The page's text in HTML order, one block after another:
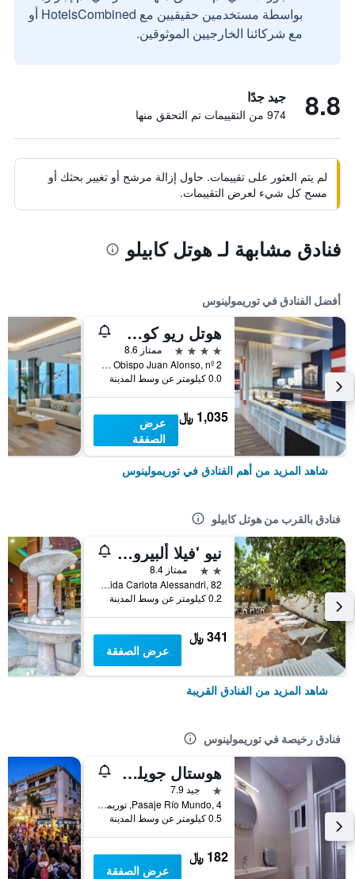
بواسطة مستخدمين حقيقيين مع HotelsCombined أو
مع شركائنا الخارجيين الموثوقين.
8.8 جيد جدًا
974 من التقييمات تم التحقق منها
لم يتم العثور على تقييمات. حاول إزالة مرشح أو تغيير بحثك أو
مسح كل شيء لعرض التقييمات.
فنادق مشابهة لـ هوتل كابيلو
أفضل الفنادق في توريمولينوس
هوتل ريو كوستا ديل سول - عامامل جميع الخدمات
4 نجوم
ممتاز 8.6
Calle Obispo Juan Alonso, nº 2, توريمولينوس, منطقة أندلوسيا, أسبانيا
0.0 كيلومتر عن وسط المدينة
1,035 ﷼
عرض
الصفقة
شاهد المزيد من أهم الفنادق في توريمولينوس
فنادق بالقرب من هوتل كابيلو
نيو 'فيلا ألبيرو! بوتيك
2 نجمتين
ممتاز 8.4
Avenida Carlota Alessandri, 82, توريمولينوس, منطقة أندلوسيا, أسبانيا
0.2 كيلومتر عن وسط المدينة
341 ﷼
عرض الصفقة
شاهد المزيد من الفنادق القريبة
فنادق رخيصة في توريمولينوس
هوستال جويلوت
نجمة واحدة
جيد 7.9
Pasaje Río Mundo, 4, توريمولينوس, منطقة أندلوسيا, أسبانيا
0.5 كيلومتر عن وسط المدينة
182 ﷼
عرض الصفقة